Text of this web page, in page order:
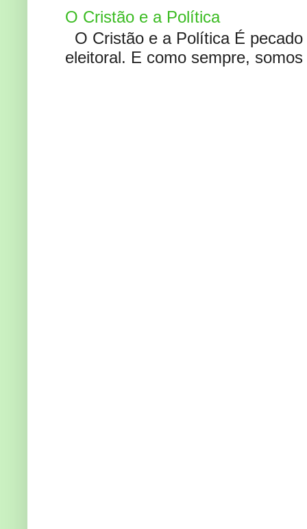
O Cristão e a Política
O Cristão e a Política É
eleitoral. E como sempre,